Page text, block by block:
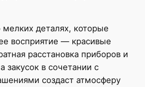
деталях, которые
восприятие — красивые
расстановка приборов и
закусок в сочетании с
создаст атмосферу